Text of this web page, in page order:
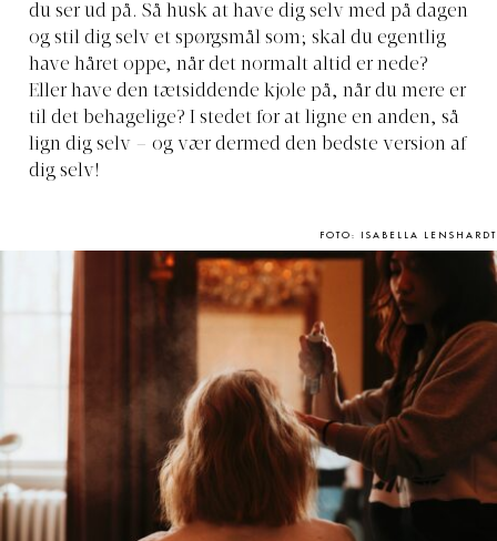
du ser ud på. Så husk at have dig selv med på dagen
og stil dig selv et spørgsmål som; skal du egentlig
have håret oppe, når det normalt altid er nede?
Eller have den tætsiddende kjole på, når du mere er
til det behagelige? I stedet for at ligne en anden, så
lign dig selv – og vær dermed den bedste version af
dig selv!
FOTO: ISABELLA LENSHARDT